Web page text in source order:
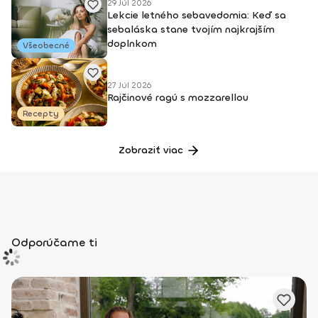
Všeobecné
29 Júl 2026
Lekcie letného sebavedomia: Keď sa
sebaláska stane tvojím najkrajším
doplnkom
Recepty
27 Júl 2026
Rajčinové ragú s mozzarellou
Zobraziť viac
Odporúčame ti